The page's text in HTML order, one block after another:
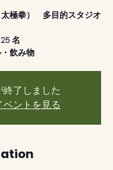
太極拳） 多目的スタジオ
名
飲み物
終了しました
ベントを見る